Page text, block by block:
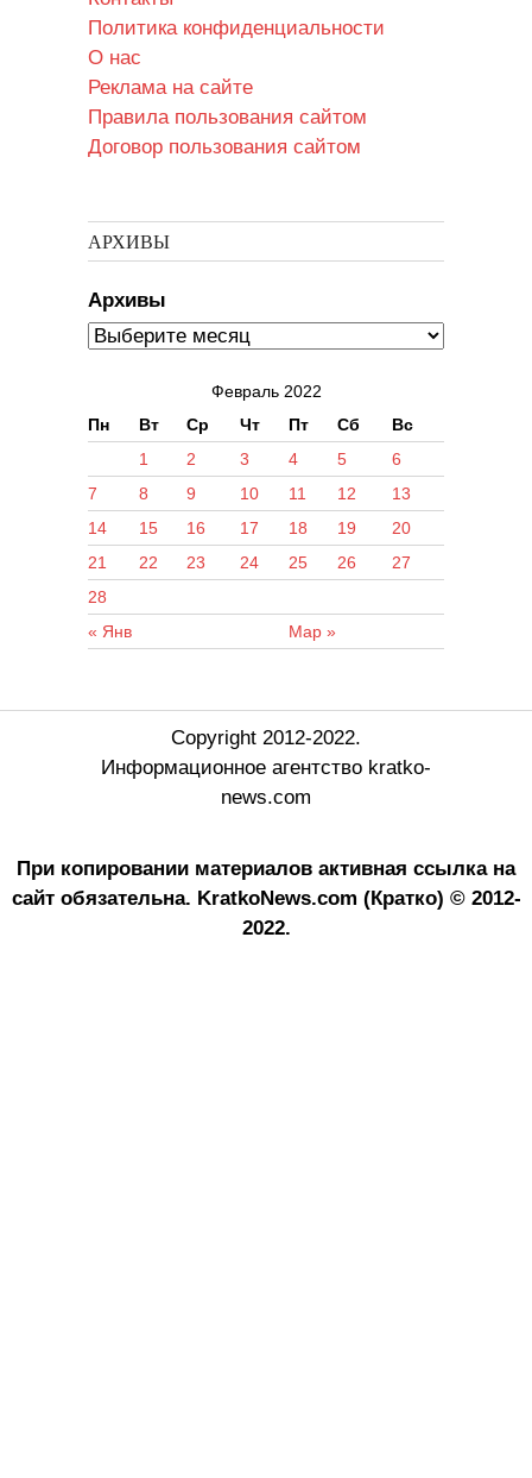
Политика конфиденциальности
О нас
Реклама на сайте
Правила пользования сайтом
Договор пользования сайтом
АРХИВЫ
Архивы
Февраль 2022
Пн
Вт Ср Чт Пт Сб Вс
« Янв Мар »
1 2 3 4 5
6
7
8 9 10 11 12
13
14
15 16 17 18 19
20
21
22 23 24 25 26
27
28
Copyright 2012-2022.
Информационное агентство kratko-
news.com
При копировании материалов активная ссылка на
сайт обязательна. KratkoNews.com (Кратко) © 2012-
2022.